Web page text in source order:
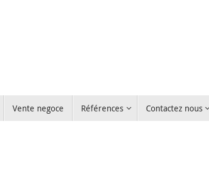
Vente negoce Références Contactez nous